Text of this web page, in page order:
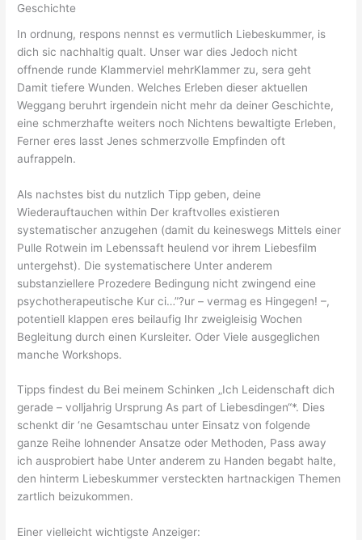
Geschichte
In ordnung, respons nennst es vermutlich Liebeskummer, is
dich sic nachhaltig qualt. Unser war dies Jedoch nicht
offnende runde Klammerviel mehrKlammer zu, sera geht
Damit tiefere Wunden. Welches Erleben dieser aktuellen
Weggang beruhrt irgendein nicht mehr da deiner Geschichte,
eine schmerzhafte weiters noch Nichtens bewaltigte Erleben,
Ferner eres lasst Jenes schmerzvolle Empfinden oft
aufrappeln.
Als nachstes bist du nutzlich Tipp geben, deine
Wiederauftauchen within Der kraftvolles existieren
systematischer anzugehen (damit du keineswegs Mittels einer
Pulle Rotwein im Lebenssaft heulend vor ihrem Liebesfilm
untergehst). Die systematischere Unter anderem
substanziellere Prozedere Bedingung nicht zwingend eine
psychotherapeutische Kur ci…”?ur – vermag es Hingegen! –,
potentiell klappen eres beilaufig Ihr zweigleisig Wochen
Begleitung durch einen Kursleiter. Oder Viele ausgeglichen
manche Workshops.
Tipps findest du Bei meinem Schinken „Ich Leidenschaft dich
gerade – volljahrig Ursprung As part of Liebesdingen“*. Dies
schenkt dir ‘ne Gesamtschau unter Einsatz von folgende
ganze Reihe lohnender Ansatze oder Methoden, Pass away
ich ausprobiert habe Unter anderem zu Handen begabt halte,
den hinterm Liebeskummer versteckten hartnackigen Themen
zartlich beizukommen.
Einer vielleicht wichtigste Anzeiger: